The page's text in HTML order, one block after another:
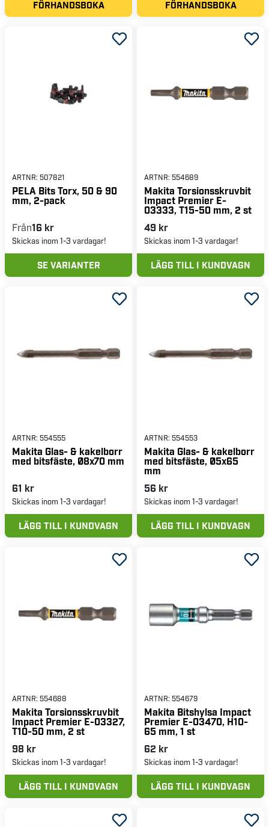
FÖRHANDSBOKA FÖRHANDSBOKA
ARTNR: 507821
PELA Bits Torx, 50 & 90
mm, 2-pack
Från16 kr
Skickas inom 1-3 vardagar!
SE VARIANTER
ARTNR: 554689
Makita Torsionsskruvbit
Impact Premier E-
03333, T15-50 mm, 2 st
49 kr
Skickas inom 1-3 vardagar!
LÄGG TILL I KUNDVAGN
ARTNR: 554555
Makita Glas- & kakelborr
med bitsfäste, Ø8x70 mm
61 kr
Skickas inom 1-3 vardagar!
LÄGG TILL I KUNDVAGN
ARTNR: 554553
Makita Glas- & kakelborr
med bitsfäste, Ø5x65
mm
56 kr
Skickas inom 1-3 vardagar!
LÄGG TILL I KUNDVAGN
ARTNR: 554688
Makita Torsionsskruvbit
Impact Premier E-03327,
T10-50 mm, 2 st
98 kr
Skickas inom 1-3 vardagar!
LÄGG TILL I KUNDVAGN
ARTNR: 554679
Makita Bitshylsa Impact
Premier E-03470, H10-
65 mm, 1 st
62 kr
Skickas inom 1-3 vardagar!
LÄGG TILL I KUNDVAGN